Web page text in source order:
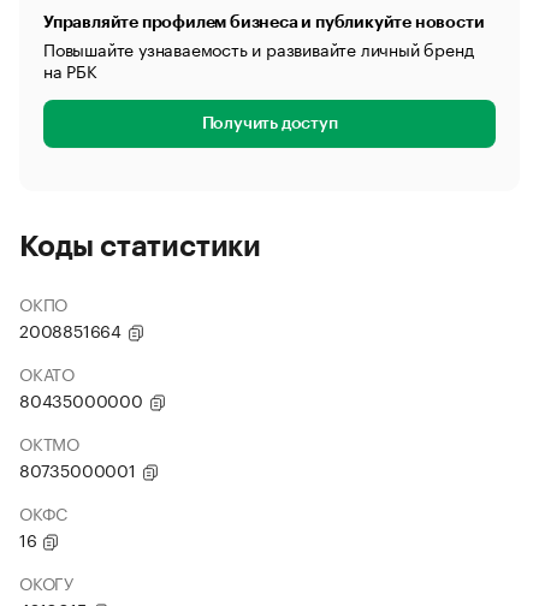
Управляйте профилем бизнеса и публикуйте новости
Повышайте узнаваемость и развивайте личный бренд
на РБК
Получить доступ
Коды статистики
ОКПО
2008851664
ОКАТО
80435000000
ОКТМО
80735000001
ОКФС
16
ОКОГУ